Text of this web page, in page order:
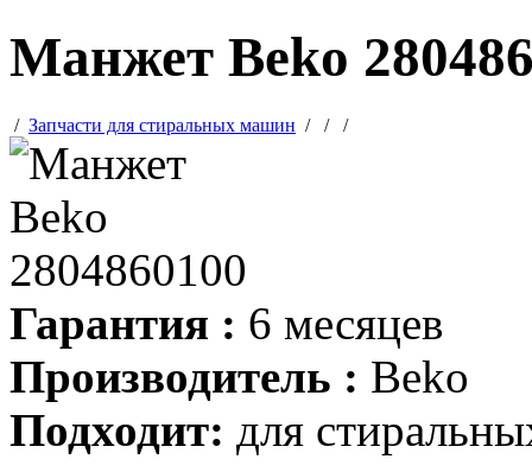
Манжет Beko
/ Запчасти для стиральных машин / / /
Гарантия : 6 месяцев
Производитель : Beko
Подходит: для